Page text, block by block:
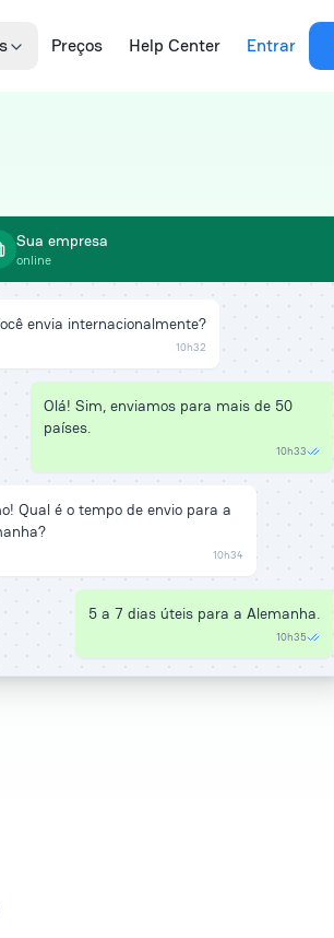
Preços Help Center Entrar
Sua empresa
online
envia internacionalmente?
10h32
Olá! Sim, enviamos para mais de 50
países.
10h33
Qual é o tempo de envio para a
10h34
5 a 7 dias úteis para a Alemanha.
10h35